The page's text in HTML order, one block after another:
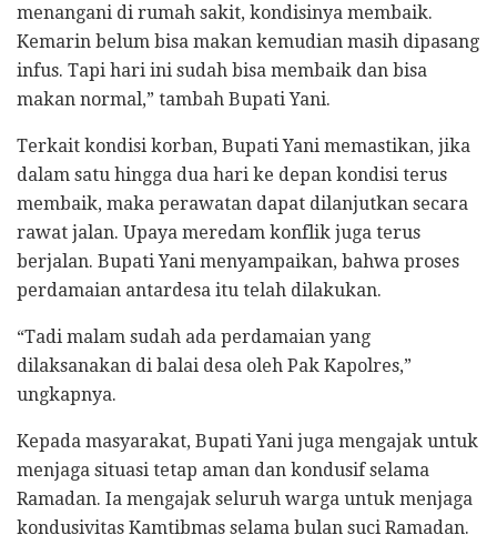
menangani di rumah sakit, kondisinya membaik.
Kemarin belum bisa makan kemudian masih dipasang
infus. Tapi hari ini sudah bisa membaik dan bisa
makan normal,” tambah Bupati Yani.
Terkait kondisi korban, Bupati Yani memastikan, jika
dalam satu hingga dua hari ke depan kondisi terus
membaik, maka perawatan dapat dilanjutkan secara
rawat jalan. Upaya meredam konflik juga terus
berjalan. Bupati Yani menyampaikan, bahwa proses
perdamaian antardesa itu telah dilakukan.
“Tadi malam sudah ada perdamaian yang
dilaksanakan di balai desa oleh Pak Kapolres,”
ungkapnya.
Kepada masyarakat, Bupati Yani juga mengajak untuk
menjaga situasi tetap aman dan kondusif selama
Ramadan. Ia mengajak seluruh warga untuk menjaga
kondusivitas Kamtibmas selama bulan suci Ramadan.